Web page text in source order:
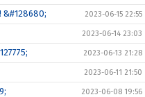
&#128680; 2023-06-15 22:55
2023-06-14 23:03
2023-06-13 21:28
2023-06-11 21:50
2023-06-08 19:56